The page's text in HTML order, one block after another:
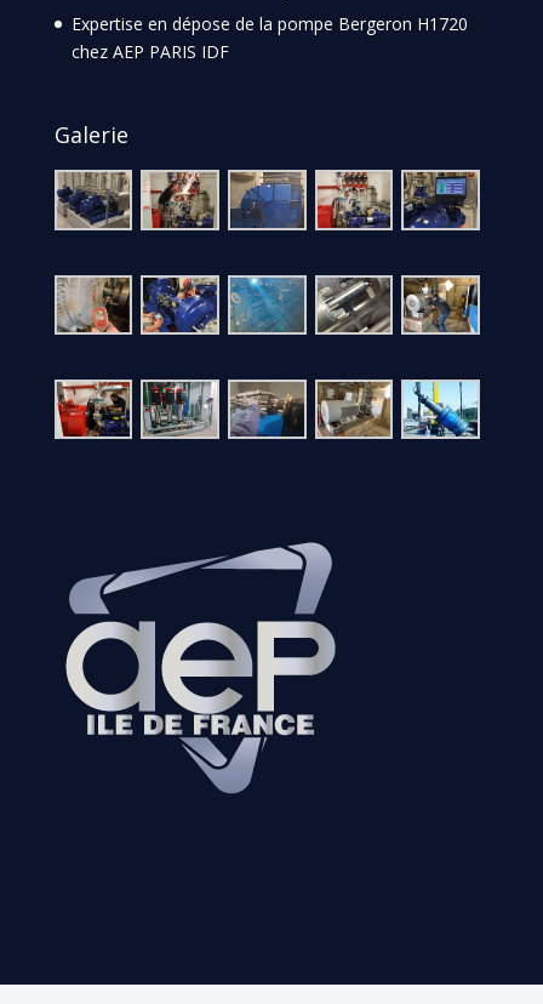
Expertise en dépose de la pompe Bergeron H1720
chez AEP PARIS IDF
Galerie